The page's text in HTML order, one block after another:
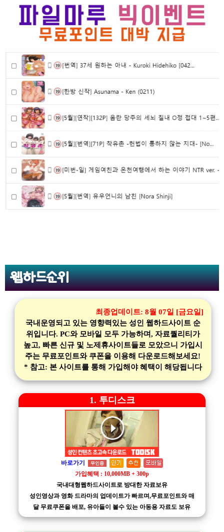
웹하드순위
최종업데이트: 8월 07일 [금요일]
국내운영되고 있는 영향력있는 성인 웹하드사이트 순
위입니다. PC와 모바일 모두 가능하며, 자료퀄리티가
높고, 빠른 신규 및 노제휴사이트들로 모았으니 가입시
주는 무료포인트와 쿠폰을 이용해 다운로드해보세요!
* 참고: 본 사이트를 통해 가입해야 혜택이 해당됩니다
1. 투디스크
바로가기 무인증
가입혜택 : 10,000MB + 300p
국내대형웹하드사이트로 방대한 자료보유
성인영상과 영화 드라마의 업데이트가 빠르며,무료포인트와 매
달 무료쿠폰을 배포, 유아들이 볼수 있는 아동용 자료도 보유